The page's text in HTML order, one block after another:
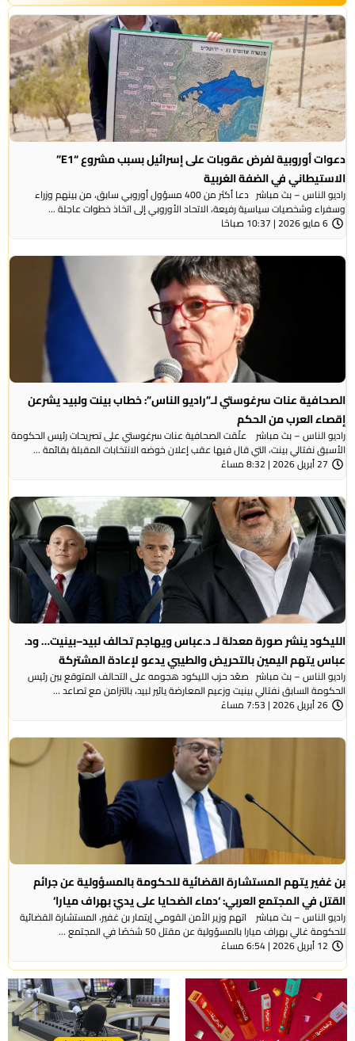
دعوات أوروبية لفرض عقوبات على إسرائيل بسبب مشروع “E1”
الاستيطاني في الضفة الغربية
راديو الناس – بث مباشر دعا أكثر من 400 مسؤول أوروبي سابق، من بينهم وزراء
وسفراء وشخصيات سياسية رفيعة، الاتحاد الأوروبي إلى اتخاذ خطوات عاجلة ...
6 مايو 2026 | 10:37 صباحًا
الصحافية عنات سرغوستي لـ”راديو الناس”: خطاب بينت ولبيد يشرعن
إقصاء العرب من الحكم
راديو الناس – بث مباشر علّقت الصحافية عنات سرغوستي على تصريحات رئيس الحكومة
الأسبق نفتالي بينت، التي قال فيها عقب إعلان خوضه الانتخابات المقبلة بقائمة ...
27 أبريل 2026 | 8:32 مساءً
الليكود ينشر صورة معدلة لـ د.عباس ويهاجم تحالف لبيد–بينيت… ود.
عباس يتهم اليمين بالتحريض والطيبي يدعو لإعادة المشتركة
راديو الناس – بث مباشر صعّد حزب الليكود هجومه على التحالف المتوقع بين رئيس
الحكومة السابق نفتالي بينيت وزعيم المعارضة يائير لبيد، بالتزامن مع تصاعد ...
26 أبريل 2026 | 7:53 مساءً
بن غفير يتهم المستشارة القضائية للحكومة بالمسؤولية عن جرائم
القتل في المجتمع العربي: ‘دماء الضحايا على يديّ بهراف ميارا‘
راديو الناس – بث مباشر اتهم وزير الأمن القومي إيتمار بن غفير، المستشارة القضائية
للحكومة غالي بهراف ميارا بالمسؤولية عن مقتل 50 شخصًا في المجتمع ...
12 أبريل 2026 | 6:54 مساءً